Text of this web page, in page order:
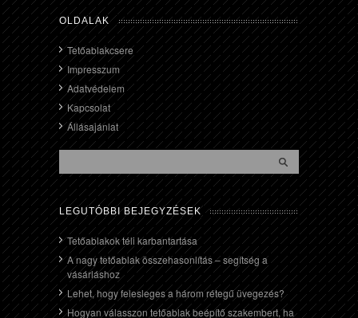
OLDALAK
Tetőablakcsere
Impresszum
Adatvédelem
Kapcsolat
Állásajánlat
LEGUTÓBBI BEJEGYZÉSEK
Tetőablakok téli karbantartása
A nagy tetőablak összehasonlítás – segítség a
vásárláshoz
Lehet, hogy felesleges a három rétegű üvegezés?
Hogyan válasszon tetőablak beépítő szakembert, ha